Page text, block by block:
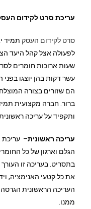
עריכת סרט לקידום
סרט לקידום העסק תמיד
לפעולה אצל קהל היעד
שעות ארוכות חומרים
עשר דקות בהן יוצגו
הם שזורים בצורה
ברור. חברה מקצועית
ותקפיד על עריכה
עריכה ראשונית
הגלם וארגון של כל
בתסריט. בעריכה זו
את כל קטעי האנימציה,
העריכה הראשונית
ממנו.